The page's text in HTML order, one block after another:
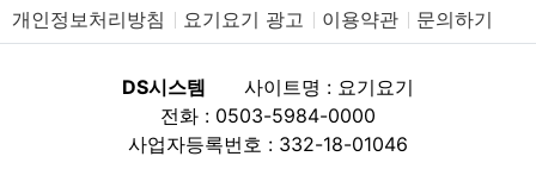
개인정보처리방침 요기요기 광고 이용약관 문의하기
DS시스템
사이트명 : 요기요기
전화 : 0503-5984-0000
사업자등록번호 : 332-18-01046